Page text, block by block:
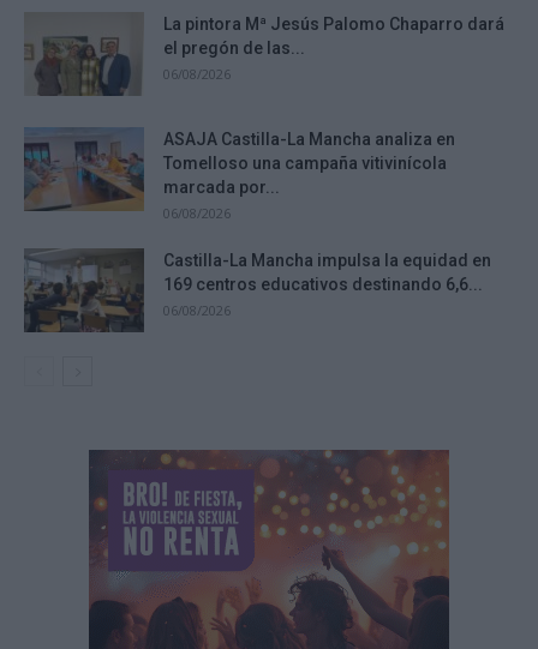
La pintora Mª Jesús Palomo Chaparro dará
el pregón de las...
06/08/2026
ASAJA Castilla-La Mancha analiza en
Tomelloso una campaña vitivinícola
marcada por...
06/08/2026
Castilla-La Mancha impulsa la equidad en
169 centros educativos destinando 6,6...
06/08/2026